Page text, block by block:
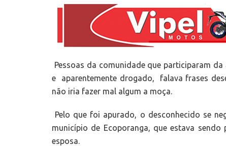
Pessoas da comunidade que participaram
e aparentemente drogado, falava frases
não iria fazer mal algum a moça.
Pelo que foi apurado, o desconhecido se
município de Ecoporanga, que estava
esposa.